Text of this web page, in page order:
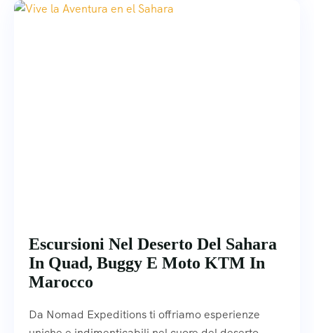
Escursioni Nel Deserto Del Sahara
In Quad, Buggy E Moto KTM In
Marocco
Da Nomad Expeditions ti offriamo esperienze